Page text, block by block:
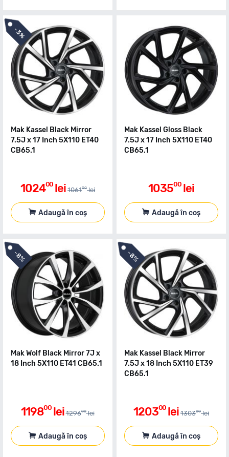
-
3%
Mak Kassel Black Mirror
7.5J x 17 Inch 5X110 ET40
CB65.1
102400 lei 106100 lei
Adaugă în coș
Mak Kassel Gloss Black
7.5J x 17 Inch 5X110 ET40
CB65.1
103500 lei
Adaugă în coș
-
8%
Mak Wolf Black Mirror 7J x
18 Inch 5X110 ET41 CB65.1
119800 lei 129600 lei
Adaugă în coș
-
8%
Mak Kassel Black Mirror
7.5J x 18 Inch 5X110 ET39
CB65.1
120300 lei 130300 lei
Adaugă în coș